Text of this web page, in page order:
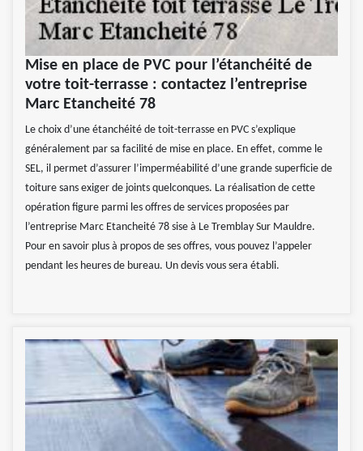
Mise en place de PVC pour l’étanchéité de
votre toit-terrasse : contactez l’entreprise
Marc Etancheité 78
Le choix d’une étanchéité de toit-terrasse en PVC s’explique
généralement par sa facilité de mise en place. En effet, comme le
SEL, il permet d’assurer l’imperméabilité d’une grande superficie de
toiture sans exiger de joints quelconques. La réalisation de cette
opération figure parmi les offres de services proposées par
l’entreprise Marc Etancheité 78 sise à Le Tremblay Sur Mauldre.
Pour en savoir plus à propos de ses offres, vous pouvez l’appeler
pendant les heures de bureau. Un devis vous sera établi.